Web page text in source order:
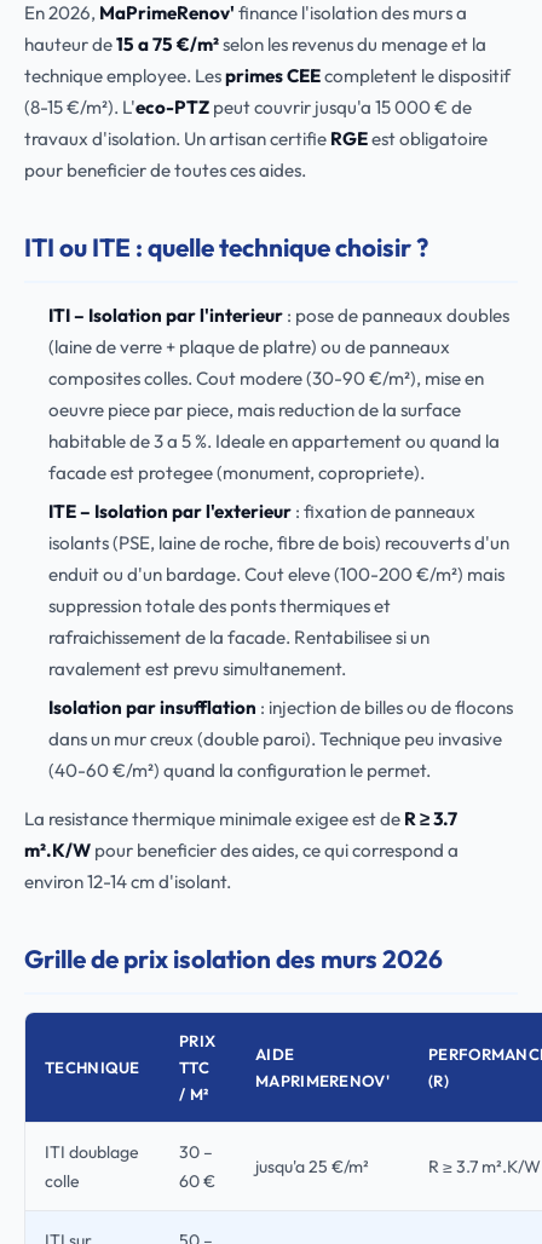
En 2026, MaPrimeRenov' finance l'isolation des murs a
hauteur de15 a 75 €/m²selon les revenus du menage et la
technique employee. Lesprimes CEEcompletent le dispositif
(8-15 €/m²). L'eco-PTZ peut couvrir jusqu'a 15 000 € de
travaux d'isolation. Un artisan certifie RGEest obligatoire
pour beneficier de toutes ces aides.
ITI ou ITE : quelle technique choisir ?
ITI – Isolation par l'interieur: pose de panneaux doubles
(laine de verre + plaque de platre) ou de panneaux
composites colles. Cout modere (30-90 €/m²), mise en
oeuvre piece par piece, mais reduction de la surface
habitable de 3 a 5 %. Ideale en appartement ou quand la
facade est protegee (monument, copropriete).
ITE – Isolation par l'exterieur: fixation de panneaux
isolants (PSE, laine de roche, fibre de bois) recouverts d'un
enduit ou d'un bardage. Cout eleve (100-200 €/m²) mais
suppression totale des ponts thermiques et
rafraichissement de la facade. Rentabilisee si un
ravalement est prevu simultanement.
Isolation par insufflation : injection de billes ou de flocons
dans un mur creux (double paroi). Technique peu invasive
(40-60 €/m²) quand la configuration le permet.
La resistance thermique minimale exigee est de R ≥ 3.7
m².K/W pour beneficier des aides, ce qui correspond a
environ 12-14 cm d'isolant.
Grille de prix isolation des murs 2026
TECHNIQUE
PRIX
TTC
/ M²
AIDE
MAPRIMERENOV'
(R)
ITI doublage
colle
30 –
60 €
jusqu'a 25 €/m² R ≥ 3.7 m².K/W